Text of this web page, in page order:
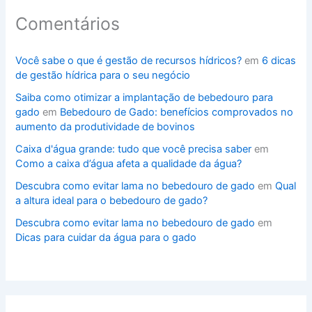
Comentários
Você sabe o que é gestão de recursos hídricos? em 6 dicas
de gestão hídrica para o seu negócio
Saiba como otimizar a implantação de bebedouro para
gado em Bebedouro de Gado: benefícios comprovados no
aumento da produtividade de bovinos
Caixa d'água grande: tudo que você precisa saber em
Como a caixa d’água afeta a qualidade da água?
Descubra como evitar lama no bebedouro de gado emQual
a altura ideal para o bebedouro de gado?
Descubra como evitar lama no bebedouro de gado em
Dicas para cuidar da água para o gado